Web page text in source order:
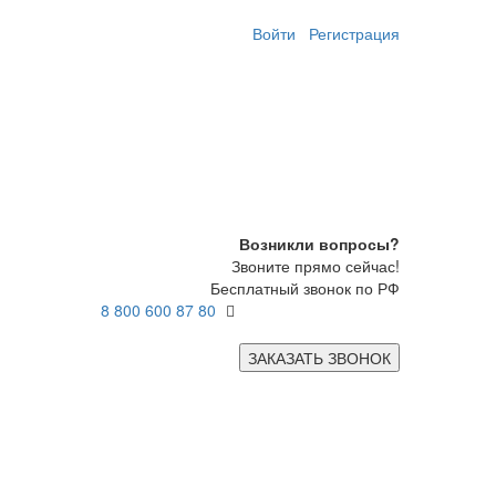
Войти Регистрация
Возникли вопросы?
Звоните прямо сейчас!
Бесплатный звонок по РФ
8 800 600 87 80
ЗАКАЗАТЬ ЗВОНОК